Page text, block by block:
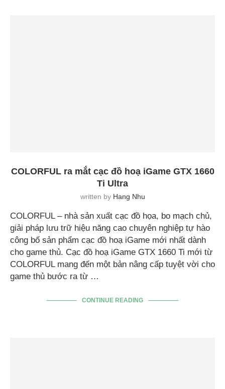
COLORFUL ra mắt cạc đồ hoạ iGame GTX 1660
Ti Ultra
written by Hang Nhu
COLORFUL – nhà sản xuất cạc đồ họa, bo mạch chủ,
giải pháp lưu trữ hiệu năng cao chuyên nghiệp tự hào
công bố sản phẩm cạc đồ hoạ iGame mới nhất dành
cho game thủ. Cạc đồ hoạ iGame GTX 1660 Ti mới từ
COLORFUL mang đến một bản nâng cấp tuyệt vời cho
game thủ bước ra từ …
CONTINUE READING